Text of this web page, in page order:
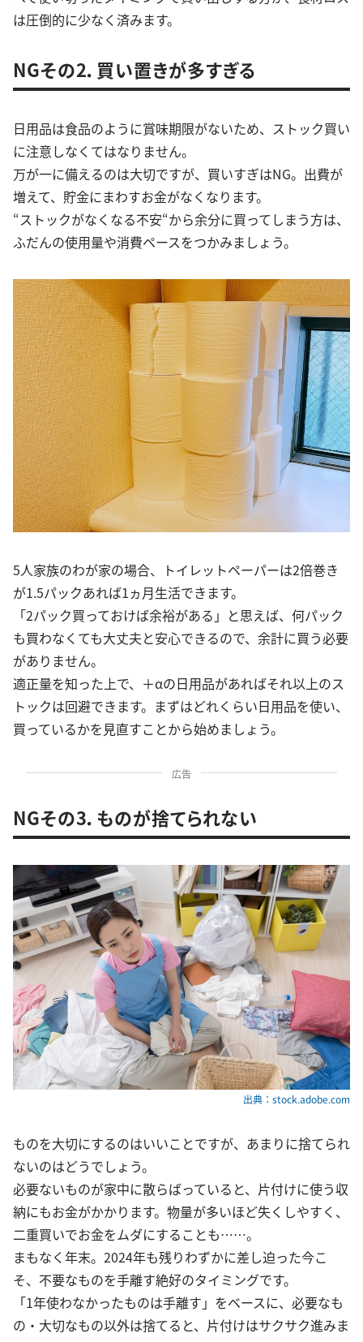
は圧倒的に少なく済みます。
NGその2．買い置きが多すぎる
日用品は食品のように賞味期限がないため、ストック買い
に注意しなくてはなりません。
万が一に備えるのは大切ですが、買いすぎはNG。出費が
増えて、貯金にまわすお金がなくなります。
“ストックがなくなる不安“から余分に買ってしまう方は、
ふだんの使用量や消費ペースをつかみましょう。
5人家族のわが家の場合、トイレットペーパーは2倍巻き
が1.5パックあれば1ヵ月生活できます。
「2パック買っておけば余裕がある」と思えば、何パック
も買わなくても大丈夫と安心できるので、余計に買う必要
がありません。
適正量を知った上で、＋αの日用品があればそれ以上のス
トックは回避できます。まずはどれくらい日用品を使い、
買っているかを見直すことから始めましょう。
広告
NGその3．ものが捨てられない
出典：stock.adobe.com
ものを大切にするのはいいことですが、あまりに捨てられ
ないのはどうでしょう。
必要ないものが家中に散らばっていると、片付けに使う収
納にもお金がかかります。物量が多いほど失くしやすく、
二重買いでお金をムダにすることも……。
まもなく年末。2024年も残りわずかに差し迫った今こ
そ、不要なものを手離す絶好のタイミングです。
「1年使わなかったものは手離す」をベースに、必要なも
の・大切なもの以外は捨てると、片付けはサクサク進みま